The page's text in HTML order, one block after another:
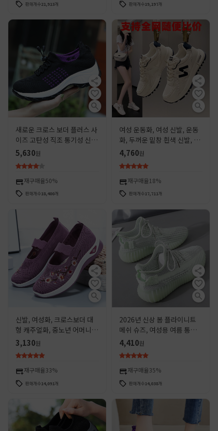
판매개수21,913개 판매개수19,197개
새로운 크로스 보더 플러스 사
이즈 고탄성 직조 통기성 신발
유행 패션 경량 양말 스포츠 여
성 신발
5,630원
재구매율50%
판매개수18,400개
여성 운동화, 여성 신발, 운동
화, 두꺼운 밑창 흰색 신발, 여
성용 신상 다용도 운동화, 가
벼운 스니커즈, 캐주얼 신발
4,760원
재구매율 18%
판매개수17,711개
신발, 여성화, 크로스보더 대
형 캐주얼화, 중노년 어머니
화, 자수화, 구베이징 천신발,
슬립온화
3,130원
재구매율33%
판매개수14,091개
2026년 신상 봄 플라이니트
메쉬 슈즈, 여성용 여름 통기
성 캐주얼 슈즈, 운동화, 다용
도 아빠 스타일 트렌디 슈즈
4,410원
재구매율35%
판매개수14,038개